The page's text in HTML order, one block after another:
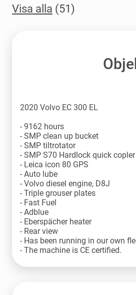
Visa alla (51)
2020 Volvo EC 300 EL
- 9162 hours
- SMP clean up bucket
- SMP tiltrotator
- SMP S70 Hardlock quick copler
- Leica icon 80 GPS
- Auto lube
- Volvo diesel engine, D8J
- Triple grouser plates
- Fast Fuel
- Adblue
- Eberspächer heater
- Rear view
- Has been running in our own